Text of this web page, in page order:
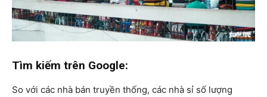
Tìm kiếm trên Google:
So với các nhà bán truyền thống, các nhà sỉ số lượng